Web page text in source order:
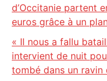
d’Occitanie partent
euros grâce à un
« Il nous a fallu
intervient de nuit
tombé dans un ravin